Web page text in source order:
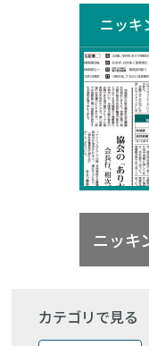
ニッキ
ニッキ
カテゴリで見る